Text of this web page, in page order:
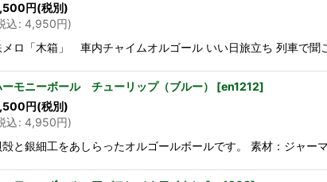
円(税別)
込: 4,950円)
メロ「木箱」 車内チャイムオルゴール いい日旅立ち 列車で聞
ーモニーボール チューリップ（ブルー） [en1212]
円(税別)
込: 4,950円)
殻と銀細工をあしらったオルゴールボールです。 素材：ジ